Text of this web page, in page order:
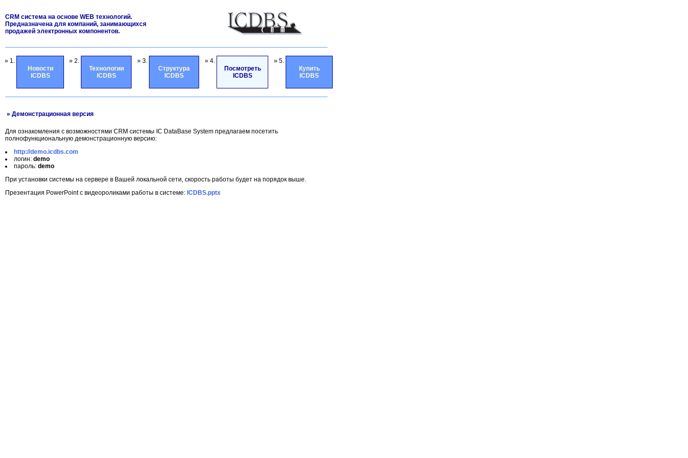
CRM система на основе WEB технологий.
Предназначена для компаний, занимающихся
продажей электронных компонентов.
» 1.
Новости
ICDBS
» 2.
Технологии
ICDBS
» 3.
Структура
ICDBS
» 4.
Посмотреть
ICDBS
» 5.
Купить
ICDBS
» Демонстрационная версия
Для ознакомления с возможностями CRM системы IC DataBase System предлагаем посетить
полнофункциональную демонстрационную версию:
http://demo.icdbs.com
логин: demo
пароль: demo
При установки системы на сервере в Вашей локальной сети, скорость работы будет на порядок выше.
Презентация PowerPoint с видеороликами работы в системе: ICDBS.pptx